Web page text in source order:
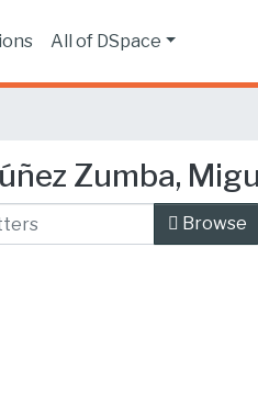
All of DSpace
Zumba,
Browse